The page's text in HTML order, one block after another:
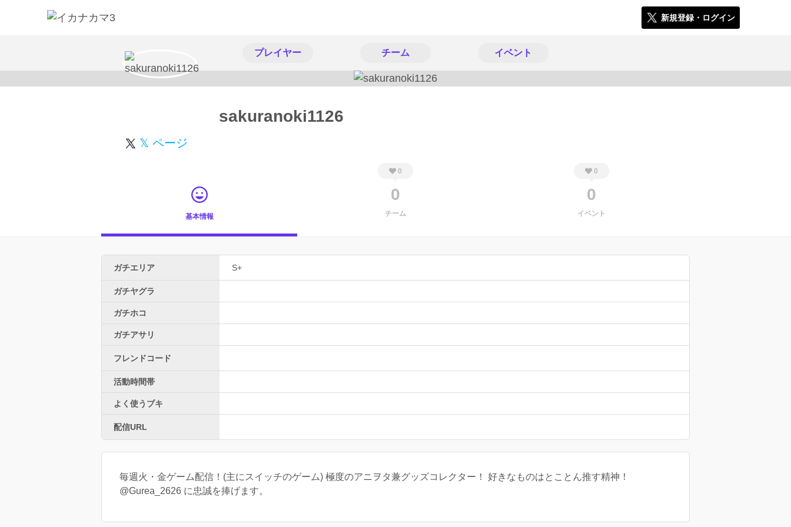
新規登録・ログイン
プレイヤー チーム イベント
sakuranoki1126
𝕏 ページ
基本情報
0
0
チーム
0
0
イベント
ガチエリア S+
ガチヤグラ
ガチホコ
ガチアサリ
フレンドコード
活動時間帯
よく使うブキ
配信URL
毎週火・金ゲーム配信！(主にスイッチのゲーム) 極度のアニヲタ兼グッズコレクター！ 好きなものはとことん推す精神！
@Gurea_2626 に忠誠を捧げます。